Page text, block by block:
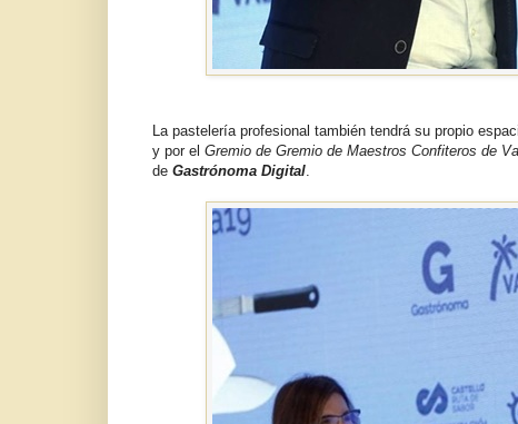
La pastelería profesional también tendrá su propio
y por el Gremio de Gremio de Maestros Confiteros de
de Gastrónoma Digital